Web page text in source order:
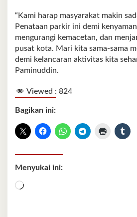
“Kami harap masyarakat makin
Penataan parkir ini demi
mengurangi kemacetan, dan
pusat kota. Mari kita sama-sama
demi kelancaran aktivitas kita
Paminuddin.
Viewed : 824
Bagikan ini:
Menyukai ini:
Memuat...